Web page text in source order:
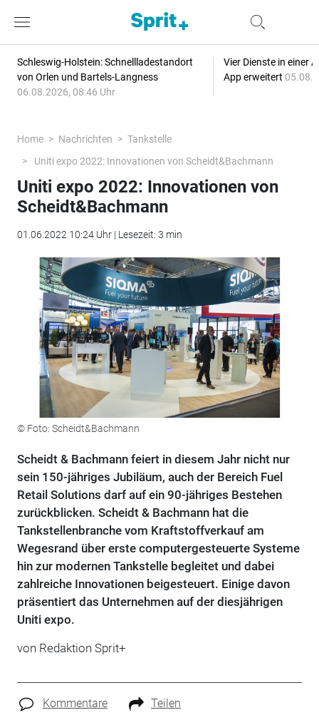
Schleswig-Holstein: Schnellladestandort
von Orlen und Bartels-Langness
06.08.2026, 08:46 Uhr
Vier Dienste in einer
App erweitert
Home Nachrichten
Tankstelle
Uniti expo 2022: Innovationen von Scheidt&Bachmann
Uniti expo 2022: Innovationen von
Scheidt&Bachmann
01.06.2022 10:24 Uhr | Lesezeit: 3 min
© Foto: Scheidt&Bachmann
Scheidt & Bachmann feiert in diesem Jahr nicht nur
sein 150-jähriges Jubiläum, auch der Bereich Fuel
Retail Solutions darf auf ein 90-jähriges Bestehen
zurückblicken. Scheidt & Bachmann hat die
Tankstellenbranche vom Kraftstoffverkauf am
Wegesrand über erste computergesteuerte Systeme
hin zur modernen Tankstelle begleitet und dabei
zahlreiche Innovationen beigesteuert. Einige davon
präsentiert das Unternehmen auf der diesjährigen
Uniti expo.
von Redaktion Sprit+
Kommentare Teilen